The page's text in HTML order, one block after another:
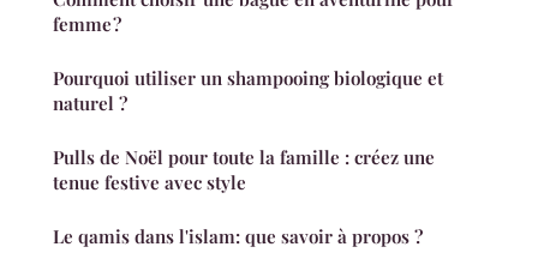
femme ?
Pourquoi utiliser un shampooing biologique et
naturel ?
Pulls de Noël pour toute la famille : créez une
tenue festive avec style
Le qamis dans l'islam: que savoir à propos ?